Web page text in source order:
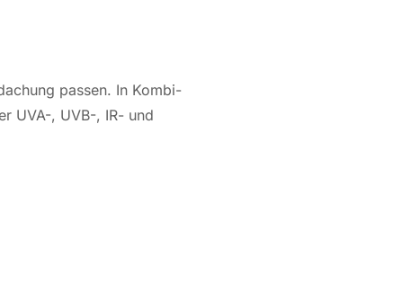
passen. In Kom­bi­
UVA-, UVB-, IR- und